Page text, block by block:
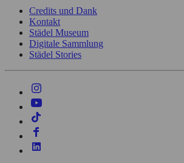
Credits und Dank
Kontakt
Städel Museum
Digitale Sammlung
Städel Stories